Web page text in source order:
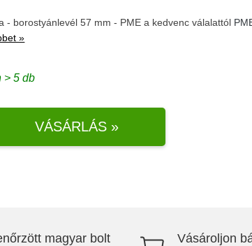
- borostyánlevél 57 mm - PME a kedvenc válalattól
»
> 5 db
VÁSÁRLÁS »
magyar bolt Vásároljon